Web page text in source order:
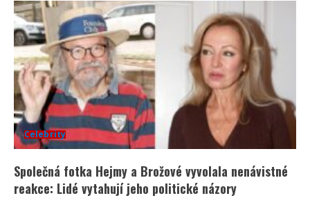
Celebrity
Společná fotka Hejmy a Brožové vyvolala nenávistné
reakce: Lidé vytahují jeho politické názory